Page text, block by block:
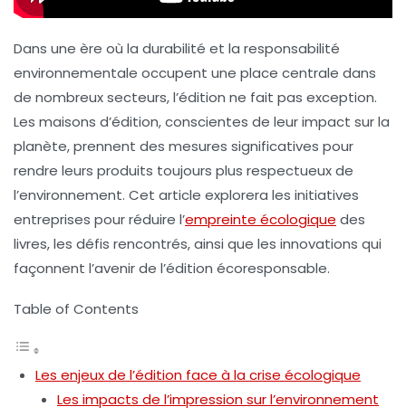
Dans une ère où la durabilité et la responsabilité
environnementale occupent une place centrale dans
de nombreux secteurs, l’édition ne fait pas exception.
Les maisons d’édition, conscientes de leur impact sur la
planète, prennent des mesures significatives pour
rendre leurs produits toujours plus respectueux de
l’environnement. Cet article explorera les initiatives
entreprises pour réduire l’empreinte écologique des
livres, les défis rencontrés, ainsi que les innovations qui
façonnent l’avenir de l’édition écoresponsable.
Table of Contents
Les enjeux de l’édition face à la crise écologique
Les impacts de l’impression sur l’environnement